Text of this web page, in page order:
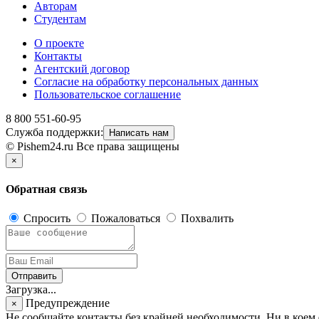
Авторам
Студентам
О проекте
Контакты
Агентский договор
Согласие на обработку персональных данных
Пользовательское соглашение
8 800 551-60-95
Служба поддержки:
Написать нам
© Pishem24.ru Все права защищены
×
Обратная связь
Спросить Пожаловаться Похвалить
Отправить
Загрузка...
×
Предупреждение